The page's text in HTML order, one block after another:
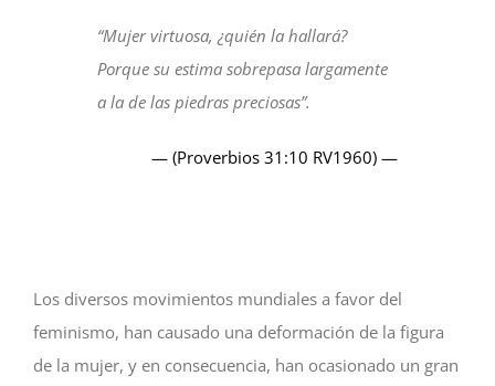
“Mujer virtuosa, ¿quién la hallará?
Porque su estima sobrepasa largamente
a la de las piedras preciosas”.
— (Proverbios 31:10 RV1960) —
Los diversos movimientos mundiales a favor del
feminismo, han causado una deformación de la figura
de la mujer, y en consecuencia, han ocasionado un gran